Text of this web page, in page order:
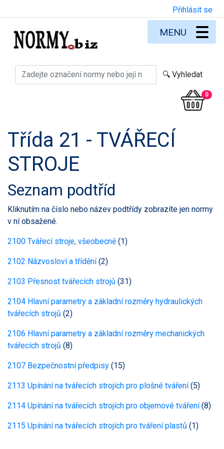
Přihlásit se
0
MENU
Třída 21 - TVÁŘECÍ
STROJE
Seznam podtříd
Kliknutím na číslo nebo název podtřídy zobrazíte jen normy
v ní obsažené.
2100 Tvářecí stroje, všeobecně (1)
2102 Názvosloví a třídění(2)
2103 Přesnost tvářecích strojů (31)
2104 Hlavní parametry a základní rozměry hydraulických
tvářecích strojů (2)
2106 Hlavní parametry a základní rozměry mechanických
tvářecích strojů (8)
2107 Bezpečnostní předpisy (15)
2113 Upínání na tvářecích strojích pro plošné tváření(5)
2114 Upínání na tvářecích strojích pro objemové tváření(8)
2115 Upínání na tvářecích strojích pro tváření plastů (1)